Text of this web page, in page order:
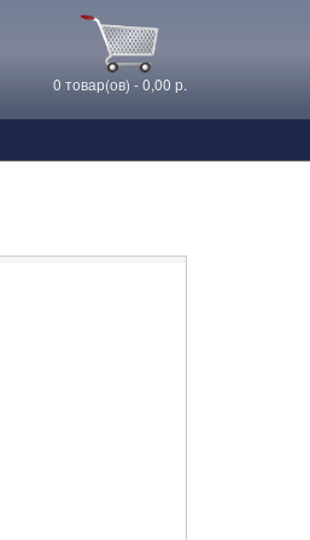
0 товар(ов) - 0,00 р.